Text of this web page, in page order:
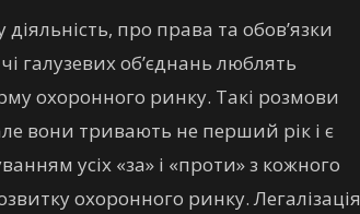
про права та обов’язки
галузевих об’єднань люблять
охоронного ринку. Такі розмови
вони тривають не перший рік і є
усіх «за» і «проти» з кожного
охоронного ринку. Легалізація